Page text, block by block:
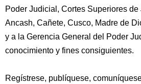
Poder Judicial, Cortes Superiores
Ancash, Cañete, Cusco, Madre de
y a la Gerencia General del Poder
conocimiento y fines consiguientes.
Regístrese, publíquese,